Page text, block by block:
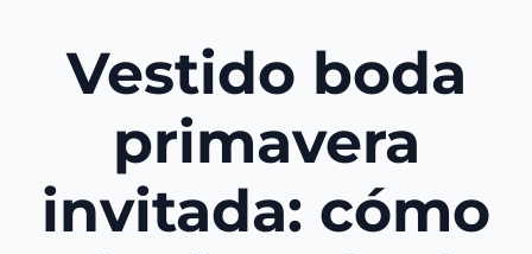
Vestido boda
primavera
invitada: cómo